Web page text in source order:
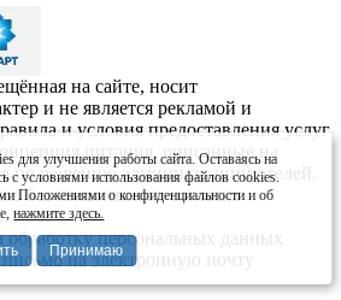
для улучшения работы сайта. Оставаясь на
с условиями использования файлов cookies.
Положениями о конфиденциальности и об
нажмите здесь.
Принимаю
на сайте, носит
и не является рекламой и
и условия предоставления услуг
питания, описанные на
по решению администрации отелей.
без письменного согласия
обработку персональных данных
письмо на электронную почту